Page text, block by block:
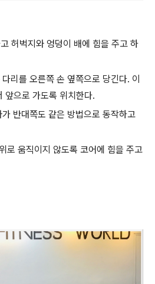
허벅지와 엉덩이 배에 힘을 주고 하
리를 오른쪽 손 옆쪽으로 당긴다. 이
앞으로 가도록 위치한다.
반대쪽도 같은 방법으로 동작하고
로 움직이지 않도록 코어에 힘을 주고